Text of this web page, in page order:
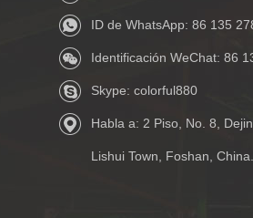
ID de WhatsApp: 86 135
Identificación WeChat: 86
Skype: colorful880
Habla a: 2 Piso, No. 8,
Lishui Town, Foshan, China.